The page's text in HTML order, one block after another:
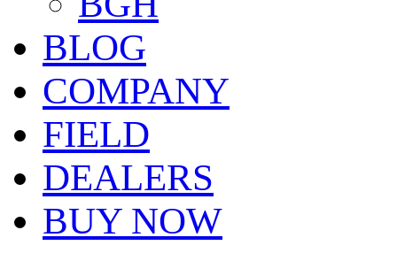
BLOG
COMPANY
FIELD
DEALERS
BUY NOW